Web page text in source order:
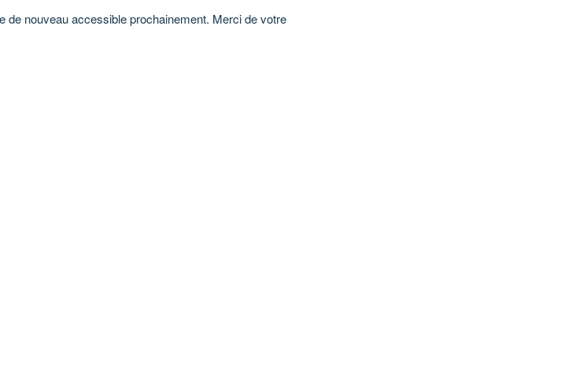
de nouveau accessible prochainement. Merci de votre